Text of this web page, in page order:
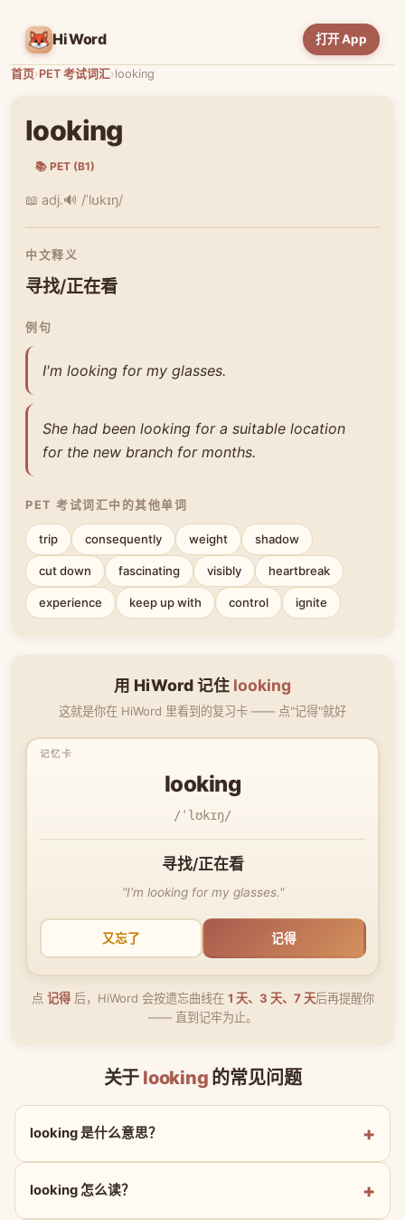
HiWord 打开 App
首页›PET 考试词汇›looking
looking
📚 PET (B1)
📖 adj.🔊 /ˈlʊkɪŋ/
中文释义
寻找/正在看
例句
I'm looking for my glasses.
She had been looking for a suitable location
for the new branch for months.
PET 考试词汇中的其他单词
trip consequently weight shadow
cut down fascinating visibly heartbreak
experience keep up with control ignite
用 HiWord 记住 looking
这就是你在 HiWord 里看到的复习卡 —— 点"记得"就好
looking
/ˈlʊkɪŋ/
寻找/正在看
"I'm looking for my glasses."
又忘了 记得
点 记得后，HiWord 会按遗忘曲线在 1 天、3 天、7 天后再提醒你
—— 直到记牢为止。
关于 looking 的常见问题
looking 是什么意思？
looking 怎么读？